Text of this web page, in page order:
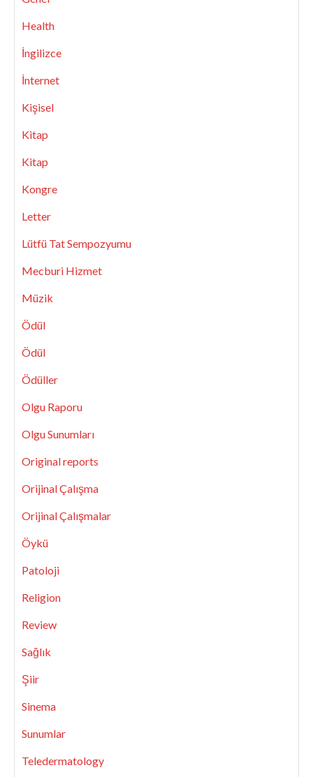
Health
İngilizce
İnternet
Kişisel
Kitap
Kitap
Kongre
Letter
Lütfü Tat Sempozyumu
Mecburi Hizmet
Müzik
Ödül
Ödül
Ödüller
Olgu Raporu
Olgu Sunumları
Original reports
Orijinal Çalışma
Orijinal Çalışmalar
Öykü
Patoloji
Religion
Review
Sağlık
Şiir
Sinema
Sunumlar
Teledermatology